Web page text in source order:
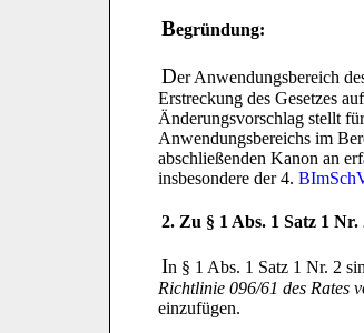
Begründung:
Der Anwendungsbereich
Erstreckung des Gesetzes
Änderungsvorschlag stellt
Anwendungsbereichs im
abschließenden Kanon an
insbesondere der 4.
2. Zu § 1 Abs. 1 Satz 1 Nr.
In § 1 Abs. 1 Satz 1 Nr. 2
Richtlinie 096/61 des Rates
einzufügen.